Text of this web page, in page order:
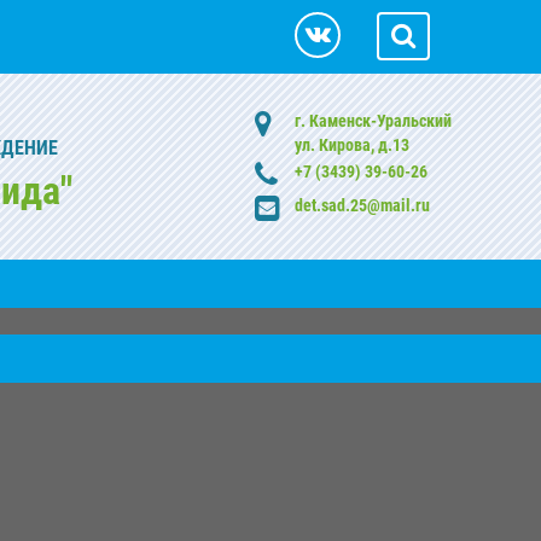
г. Каменск-Уральский
ул. Кирова, д.13
+7 (3439) 39-60-26
det.sad.25@mail.ru